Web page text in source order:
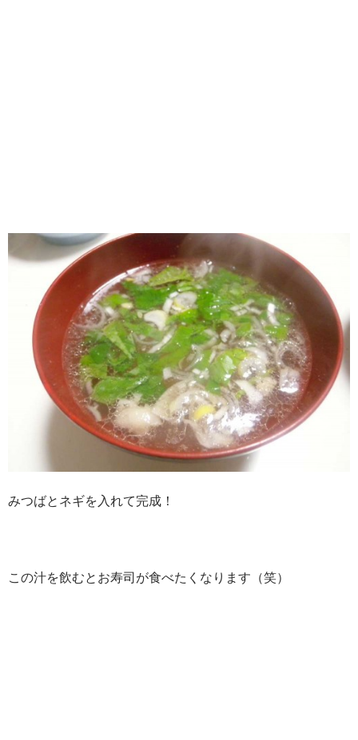
みつばとネギを入れて完成！
この汁を飲むとお寿司が食べたくなります（笑）